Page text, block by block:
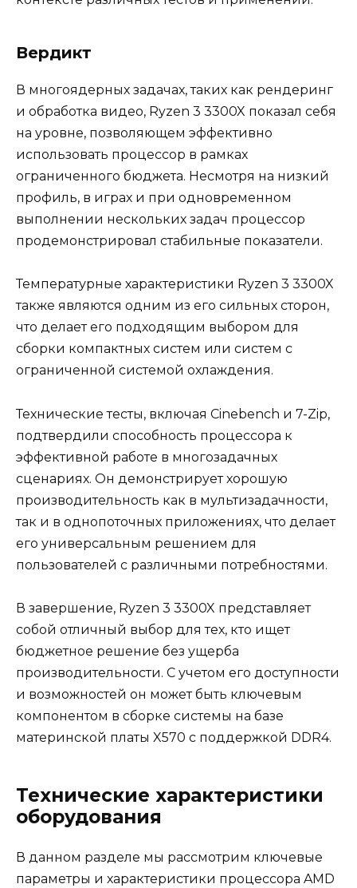
Вердикт
В многоядерных задачах, таких как рендеринг
и обработка видео, Ryzen 3 3300X показал себя
на уровне, позволяющем эффективно
использовать процессор в рамках
ограниченного бюджета. Несмотря на низкий
профиль, в играх и при одновременном
выполнении нескольких задач процессор
продемонстрировал стабильные показатели.
Температурные характеристики Ryzen 3 3300X
также являются одним из его сильных сторон,
что делает его подходящим выбором для
сборки компактных систем или систем с
ограниченной системой охлаждения.
Технические тесты, включая Cinebench и 7-Zip,
подтвердили способность процессора к
эффективной работе в многозадачных
сценариях. Он демонстрирует хорошую
производительность как в мультизадачности,
так и в однопоточных приложениях, что делает
его универсальным решением для
пользователей с различными потребностями.
В завершение, Ryzen 3 3300X представляет
собой отличный выбор для тех, кто ищет
бюджетное решение без ущерба
производительности. С учетом его доступности
и возможностей он может быть ключевым
компонентом в сборке системы на базе
материнской платы X570 с поддержкой DDR4.
Технические характеристики
оборудования
В данном разделе мы рассмотрим ключевые
параметры и характеристики процессора AMD